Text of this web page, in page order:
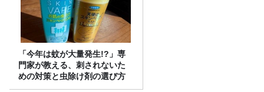
「今年は蚊が大量発生!?」専
門家が教える、刺されないた
めの対策と虫除け剤の選び方